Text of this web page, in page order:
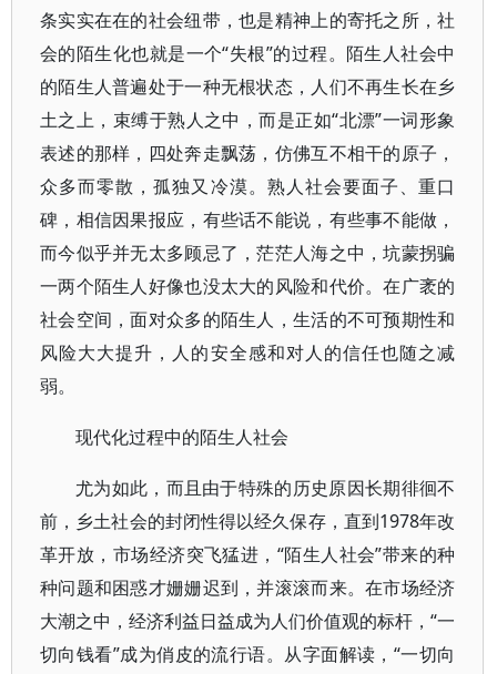
条实实在在的社会纽带，也是精神上的寄托之所，社
会的陌生化也就是一个“失根”的过程。陌生人社会中
的陌生人普遍处于一种无根状态，人们不再生长在乡
土之上，束缚于熟人之中，而是正如“北漂”一词形象
表述的那样，四处奔走飘荡，仿佛互不相干的原子，
众多而零散，孤独又冷漠。熟人社会要面子、重口
碑，相信因果报应，有些话不能说，有些事不能做，
而今似乎并无太多顾忌了，茫茫人海之中，坑蒙拐骗
一两个陌生人好像也没太大的风险和代价。在广袤的
社会空间，面对众多的陌生人，生活的不可预期性和
风险大大提升，人的安全感和对人的信任也随之减
弱。
现代化过程中的陌生人社会
尤为如此，而且由于特殊的历史原因长期徘徊不
前，乡土社会的封闭性得以经久保存，直到1978年改
革开放，市场经济突飞猛进，“陌生人社会”带来的种
种问题和困惑才姗姗迟到，并滚滚而来。在市场经济
大潮之中，经济利益日益成为人们价值观的标杆，“一
切向钱看”成为俏皮的流行语。从字面解读，“一切向